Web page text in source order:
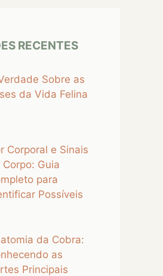
RECENTES
Sobre as
da Vida Felina
Corporal e Sinais
Corpo: Guia
para
Possíveis
da Cobra:
as
Principais